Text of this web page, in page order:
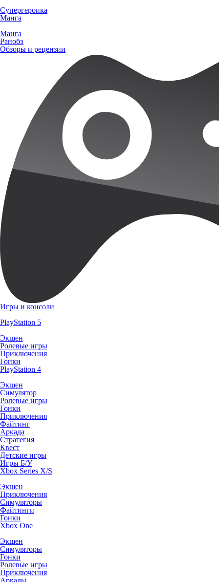
Супергероика
Манга
Манга
Ранобэ
Обзоры и рецензии
Игры и консоли
PlayStation 5
Экшен
Ролевые игры
Приключения
Гонки
PlayStation 4
Экшен
Симулятор
Ролевые игры
Гонки
Приключения
Файтинг
Аркада
Стратегия
Квест
Детские игры
Игры Б/У
Xbox Series X/S
Экшен
Приключения
Симуляторы
Файтинги
Гонки
Xbox One
Экшен
Симуляторы
Гонки
Ролевые игры
Приключения
Аркады